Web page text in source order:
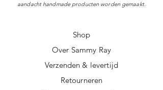
aandacht handmade producten worden gemaakt.
Shop
Over Sammy Ray
Verzenden & levertijd
Retourneren